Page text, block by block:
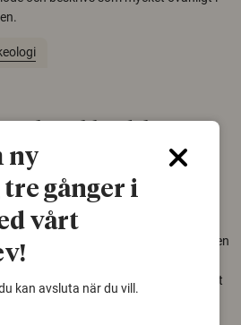
för att rädda hotade
2026
tusen arter behöver ekar i sin närhet, men
eklandskap och naturbetesmarker blir
Nu har forskare kartlagt hur mycket
ny
gånger i
vårt
kan avsluta när du vill.